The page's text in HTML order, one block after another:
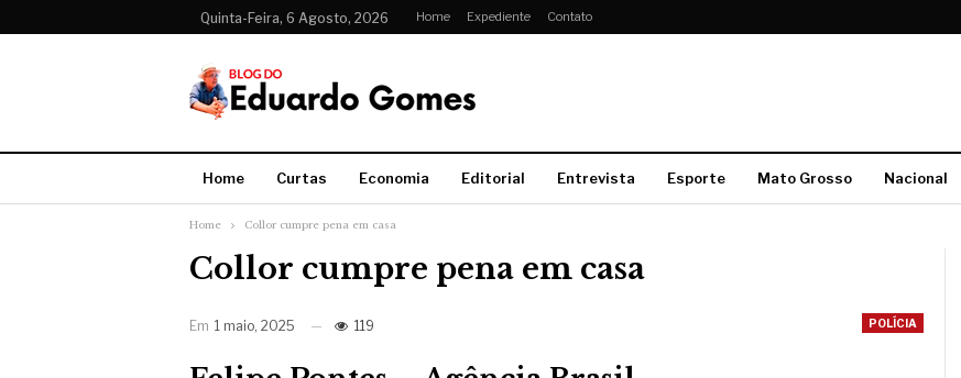
Quinta-Feira, 6 Agosto, 2026 Home Expediente Contato
Home Curtas Economia Editorial Entrevista Esporte Mato Grosso Nacional
Home Collor cumpre pena em casa
Collor cumpre pena em casa
POLÍCIA
Em 1 maio, 2025 119